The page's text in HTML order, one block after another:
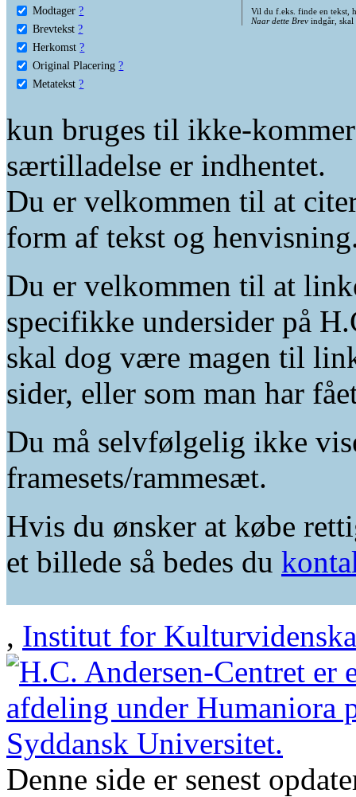
Modtager ?
Brevtekst ?
Herkomst ?
Original Placering ?
Metatekst ?
Vil du f.eks. finde en tekst,
Naar dette Brevindgår, skal
kun bruges til ikke-
særtilladelse er indhentet.
Du er velkommen til at
form af tekst og
Du er velkommen til at
specifikke undersider på
skal dog være magen til
sider, eller som man har
Du må selvfølgelig ikke
framesets/rammesæt.
Hvis du ønsker at købe
et billede så bedes du
, Institut for
Denne side er senest